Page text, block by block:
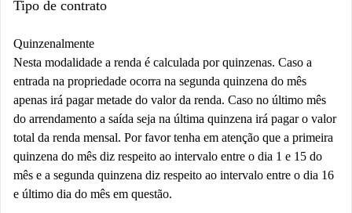
Tipo de contrato
Quinzenalmente
Nesta modalidade a renda é calculada por quinzenas. Caso a
entrada na propriedade ocorra na segunda quinzena do mês
apenas irá pagar metade do valor da renda. Caso no último mês
do arrendamento a saída seja na última quinzena irá pagar o valor
total da renda mensal. Por favor tenha em atenção que a primeira
quinzena do mês diz respeito ao intervalo entre o dia 1 e 15 do
mês e a segunda quinzena diz respeito ao intervalo entre o dia 16
e último dia do mês em questão.